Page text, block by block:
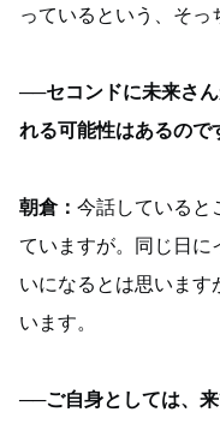
っているという、そっ
──セコンドに未来さ
れる可能性はあるので
朝倉： 今話していると
ていますが。同じ日に
いになるとは思います
います。
──ご自身としては、来